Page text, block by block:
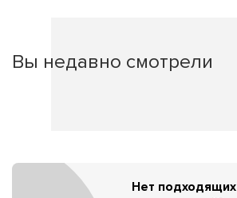
Вы недавно смотрели
Нет подходящих